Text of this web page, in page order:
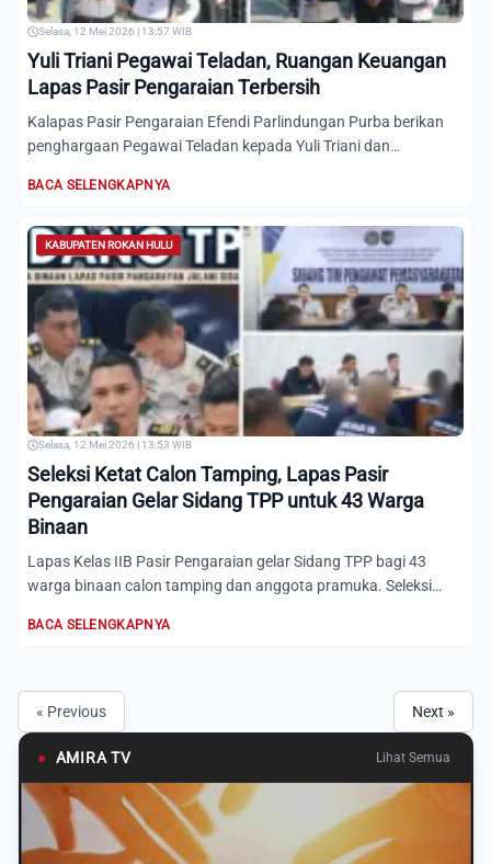
Selasa, 12 Mei 2026 | 13:57 WIB
Yuli Triani Pegawai Teladan, Ruangan Keuangan
Lapas Pasir Pengaraian Terbersih
Kalapas Pasir Pengaraian Efendi Parlindungan Purba berikan
penghargaan Pegawai Teladan kepada Yuli Triani dan
BACA SELENGKAPNYA
KABUPATEN ROKAN HULU
Selasa, 12 Mei 2026 | 13:53 WIB
Seleksi Ketat Calon Tamping, Lapas Pasir
Pengaraian Gelar Sidang TPP untuk 43 Warga
Binaan
Lapas Kelas IIB Pasir Pengaraian gelar Sidang TPP bagi 43
warga binaan calon tamping dan anggota pramuka. Seleksi
BACA SELENGKAPNYA
« Previous Next »
● AMIRA TV Lihat Semua